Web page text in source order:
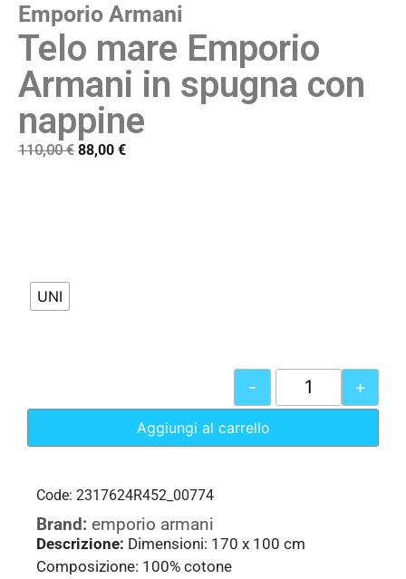
Emporio Armani
Telo mare Emporio
Armani in spugna con
nappine
110,00€ 88,00 €
UNI
- +
Aggiungi al carrello
Code: 2317624R452_00774
Brand: emporio armani
Descrizione: Dimensioni: 170 x 100 cm
Composizione: 100% cotone